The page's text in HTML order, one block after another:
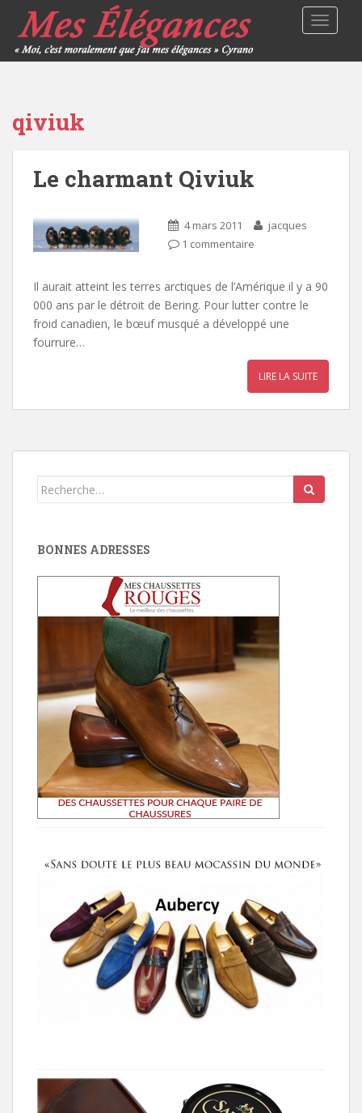
qiviuk
Le charmant Qiviuk
4 mars 2011
jacques
1 commentaire
Il aurait atteint les terres arctiques de l’Amérique il y a 90
000 ans par le détroit de Bering. Pour lutter contre le
froid canadien, le bœuf musqué a développé une
fourrure…
LIRE LA SUITE
Search
BONNES ADRESSES